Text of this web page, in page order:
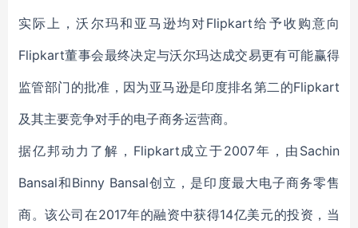
实际上，沃尔玛和亚马逊均对Flipkart给予收购意向
Flipkart董事会最终决定与沃尔玛达成交易更有可能赢得
监管部门的批准，因为亚马逊是印度排名第二的Flipkart
及其主要竞争对手的电子商务运营商。
据亿邦动力了解，Flipkart成立于2007年，由Sachin
Bansal和Binny Bansal创立，是印度最大电子商务零售
商。该公司在2017年的融资中获得14亿美元的投资，当